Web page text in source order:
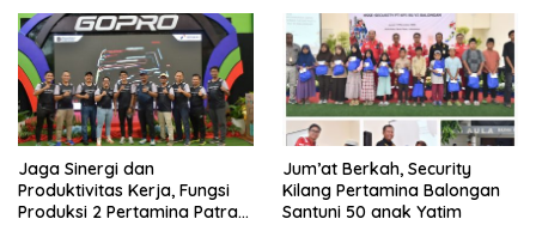
Jaga Sinergi dan
Produktivitas Kerja, Fungsi
Produksi 2 Pertamina Patra
Jum’at Berkah, Security
Kilang Pertamina Balongan
Santuni 50 anak Yatim